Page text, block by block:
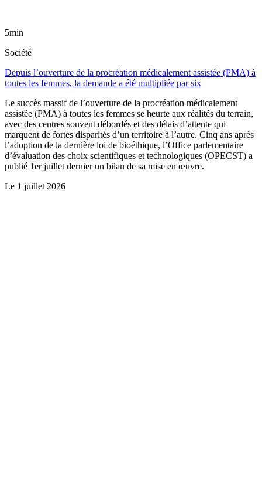
5min
Société
Depuis l’ouverture de la procréation médicalement assistée (PMA) à
toutes les femmes, la demande a été multipliée par six
Le succès massif de l’ouverture de la procréation médicalement
assistée (PMA) à toutes les femmes se heurte aux réalités du terrain,
avec des centres souvent débordés et des délais d’attente qui
marquent de fortes disparités d’un territoire à l’autre. Cinq ans après
l’adoption de la dernière loi de bioéthique, l’Office parlementaire
d’évaluation des choix scientifiques et technologiques (OPECST) a
publié 1er juillet dernier un bilan de sa mise en œuvre.
Le 1 juillet 2026